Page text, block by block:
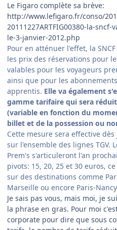
Le Figaro complète sa brève:
http://www.lefigaro.fr/conso/
20111227ARTFIG00380-la-
le-3-janvier-2012.php
Pour en atténuer l'effet, la
les prix des réservations pour
valables pour les voyageurs
ainsi que pour les
apprentis. Elle va également
gamme tarifaire qui sera
(variable en fonction du
billet et de la possession ou
Cette mesure sera effective
sur l'ensemble des lignes TGV.
Prem's s'articuleront l'an
pivots: 15, 20, 25 et 30 euros,
sur des destinations comme
Marseille ou encore Paris-
Je sais pas vous, mais moi, je
la phrase en gras. Pour moi
corporate pour dire que sous